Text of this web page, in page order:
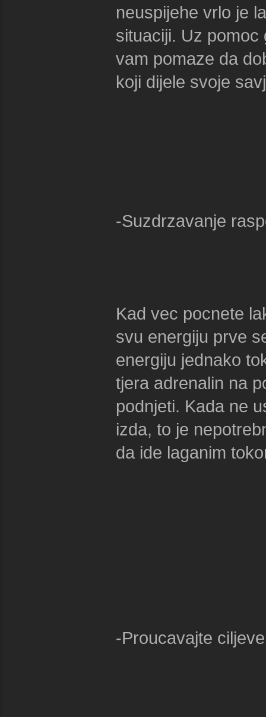
neuspijehe vrlo je
situaciji. Uz
vam pomaze da
koji dijele svoje
-Suzdrzavanje
Kad vec pocnete
svu energiju prve
energiju jednako
tjera adrenalin na
podnjeti. Kada ne
izda, to je
da ide laganim
-Proucavajte ciljeve